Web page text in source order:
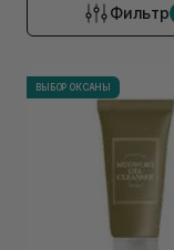
Фильтр
ВЫБОР ОКСАНЫ